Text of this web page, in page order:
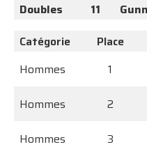
Doubles
11
Catégorie
Place
Hommes
1
Hommes
2
Hommes
3